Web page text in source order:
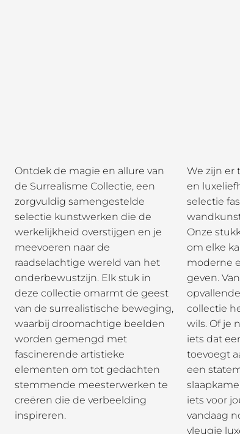
Ontdek de magie en allure van
de Surrealisme Collectie, een
zorgvuldig samengestelde
selectie kunstwerken die de
werkelijkheid overstijgen en je
meevoeren naar de
raadselachtige wereld van het
onderbewustzijn. Elk stuk in
deze collectie omarmt de geest
van de surrealistische beweging,
waarbij droomachtige beelden
worden gemengd met
fascinerende artistieke
elementen om tot gedachten
stemmende meesterwerken te
creëren die de verbeelding
inspireren.
We zijn er
en
selectie
Onze
om elke
moderne
geven.
collectie
wils. Of je
iets dat
toevoegt
een
iets voor
vandaag
vleugje